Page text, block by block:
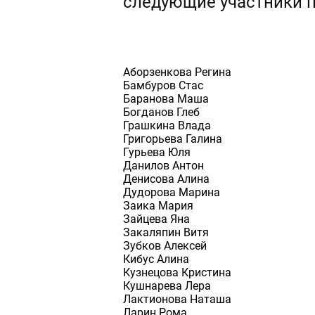
Аборзенкова Регина
Бамбуров Стас
Баранова Маша
Богданов Глеб
Грашкина Влада
Григорьева Галина
Гурьева Юля
Данилов Антон
Денисова Алина
Дудорова Марина
Заика Мария
Зайцева Яна
Закаляпин Витя
Зубков Алексей
Кибус Алина
Кузнецова Кристина
Кушнарева Лера
Лактионова Наташа